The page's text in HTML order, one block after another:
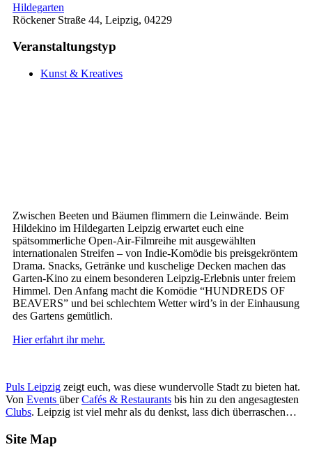
Hildegarten
Röckener Straße 44, Leipzig, 04229
Veranstaltungstyp
Kunst & Kreatives
Zwischen Beeten und Bäumen flimmern die Leinwände. Beim
Hildekino im Hildegarten Leipzig erwartet euch eine
spätsommerliche Open-Air-Filmreihe mit ausgewählten
internationalen Streifen – von Indie-Komödie bis preisgekröntem
Drama. Snacks, Getränke und kuschelige Decken machen das
Garten-Kino zu einem besonderen Leipzig-Erlebnis unter freiem
Himmel. Den Anfang macht die Komödie “HUNDREDS OF
BEAVERS” und bei schlechtem Wetter wird’s in der Einhausung
des Gartens gemütlich.
Hier erfahrt ihr mehr.
Puls Leipzig zeigt euch, was diese wundervolle Stadt zu bieten hat.
Von Events überCafés & Restaurants bis hin zu den angesagtesten
Clubs. Leipzig ist viel mehr als du denkst, lass dich überraschen…
Site Map